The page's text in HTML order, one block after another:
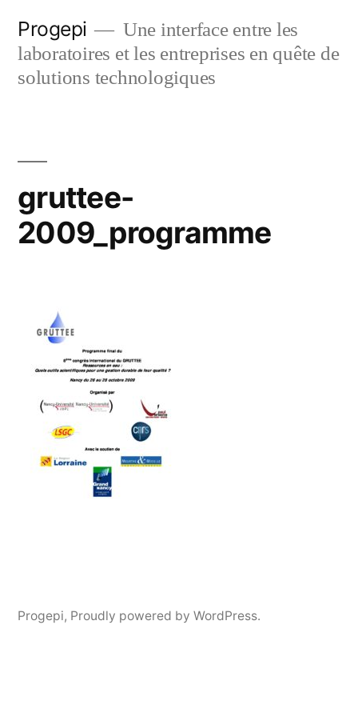
content
Progepi
Une interface entre les
laboratoires et les entreprises en quête de
solutions technologiques
gruttee-
2009_programme
Progepi, Proudly powered by WordPress.